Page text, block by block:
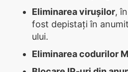
Eliminareavirușilor,
fost depistați în
ului.
Eliminarea codurilor